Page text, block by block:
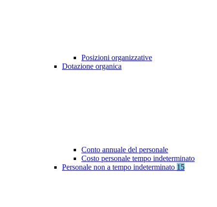
Posizioni organizzative
Dotazione organica
Conto annuale del personale
Costo personale tempo indeterminato
Personale non a tempo indeterminato 15